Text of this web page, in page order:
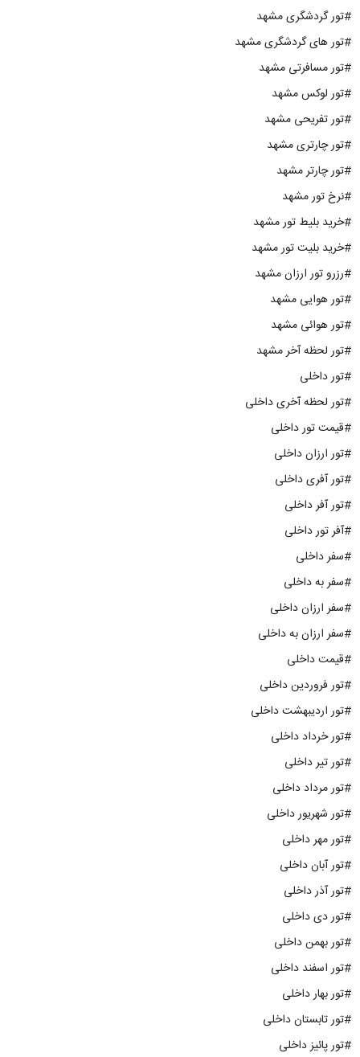
#تور گردشگری مشهد
#تور های گردشگری مشهد
#تور مسافرتی مشهد
#تور لوکس مشهد
#تور تفریحی مشهد
#تور چارتری مشهد
#تور چارتر مشهد
#نرخ تور مشهد
#خرید بلیط تور مشهد
#خرید بلیت تور مشهد
#رزرو تور ارزان مشهد
#تور هوایی مشهد
#تور هوائی مشهد
#تور لحظه آخر مشهد
#تور داخلی
#تور لحظه آخری داخلی
#قیمت تور داخلی
#تور ارزان داخلی
#تور آفری داخلی
#تور آفر داخلی
#آفر تور داخلی
#سفر داخلی
#سفر به داخلی
#سفر ارزان داخلی
#سفر ارزان به داخلی
#قیمت داخلی
#تور فروردین داخلی
#تور اردیبهشت داخلی
#تور خرداد داخلی
#تور تیر داخلی
#تور مرداد داخلی
#تور شهریور داخلی
#تور مهر داخلی
#تور آبان داخلی
#تور آذر داخلی
#تور دی داخلی
#تور بهمن داخلی
#تور اسفند داخلی
#تور بهار داخلی
#تور تابستان داخلی
#تور پائیز داخلی